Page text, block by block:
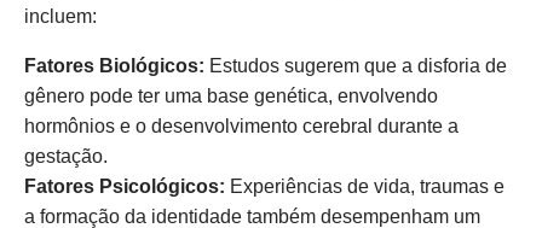
incluem:
Fatores Biológicos: Estudos sugerem que a disforia de
gênero pode ter uma base genética, envolvendo
hormônios e o desenvolvimento cerebral durante a
gestação.
Fatores Psicológicos: Experiências de vida, traumas e
a formação da identidade também desempenham um